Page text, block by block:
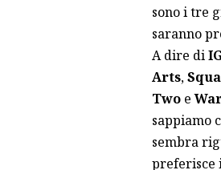
sono i tre
saranno
A dire di
Arts,
Twoe
sappiamo
sembra
preferisce